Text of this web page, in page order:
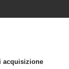
acquisizione